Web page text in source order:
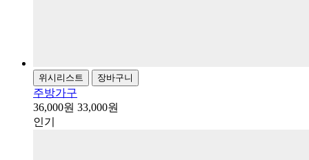
위시리스트 장바구니
주방가구
36,000원 33,000원
인기